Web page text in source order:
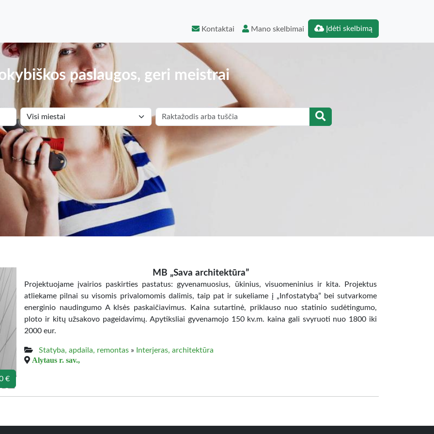
Kontaktai Mano skelbimai Įdėti skelbimą
paslaugos, geri meistrai
€
MB „Sava architektūra”
Projektuojame įvairios paskirties pastatus: gyvenamuosius, ūkinius, visuomeninius ir kita. Projektus
atliekame pilnai su visomis privalomomis dalimis, taip pat ir sukeliame į „Infostatybą” bei sutvarkome
energinio naudingumo A klsės paskaičiavimus. Kaina sutartinė, priklauso nuo statinio sudėtingumo,
ploto ir kitų užsakovo pageidavimų. Apytiksliai gyvenamojo 150 kv.m. kaina gali svyruoti nuo 1800 iki
2000 eur.
Statyba, apdaila, remontas »
Interjeras, architektūra
Alytaus r. sav.,